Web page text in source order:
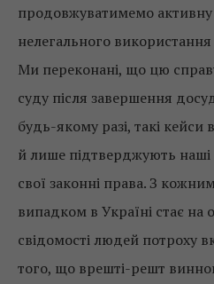
продовжуватимемо
нелегального
Ми переконані, що цю
суду після завершення
будь-якому разі, такі
й лише підтверджують наші
свої законні права. З
випадком в Україні стає на
свідомості людей потроху
того, що врешті-решт